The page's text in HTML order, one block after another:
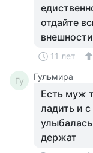
отдайте
11 лет
Гу Гульмира
Есть муж
ладить и
держат